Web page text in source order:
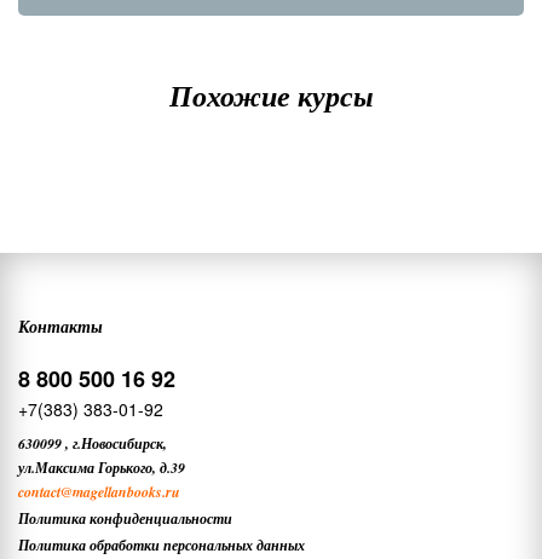
Похожие курсы
Контакты
8 800 500 16 92
+7(383) 383-01-92
630099, г.Новосибирск,
ул.Максима Горького, д.39
contact@magellanbooks.ru
Политика конфиденциальности
Политика обработки персональных данных